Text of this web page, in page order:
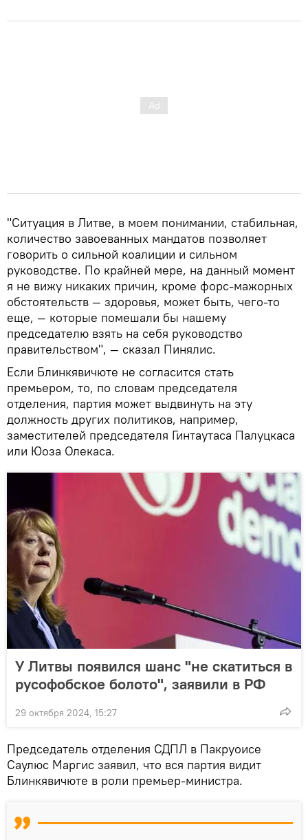
"Ситуация в Литве, в моем понимании, стабильная,
количество завоеванных мандатов позволяет
говорить о сильной коалиции и сильном
руководстве. По крайней мере, на данный момент
я не вижу никаких причин, кроме форс-мажорных
обстоятельств — здоровья, может быть, чего-то
еще, — которые помешали бы нашему
председателю взять на себя руководство
правительством", — сказал Пинялис.
Если Блинкявичюте не согласится стать
премьером, то, по словам председателя
отделения, партия может выдвинуть на эту
должность других политиков, например,
заместителей председателя Гинтаутаса Палуцкаса
или Юоза Олекаса.
У Литвы появился шанс "не скатиться в
русофобское болото", заявили в РФ
29 октября 2024, 15:27
Председатель отделения СДПЛ в Пакруоисе
Саулюс Маргис заявил, что вся партия видит
Блинкявичюте в роли премьер-министра.